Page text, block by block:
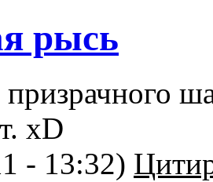
рысь
xD
- 13:32)